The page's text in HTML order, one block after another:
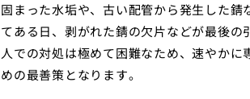
固まった水垢や、古い配管から発生した
てある日、剥がれた錆の欠片などが最後
人での対処は極めて困難なため、速やか
めの最善策となります。